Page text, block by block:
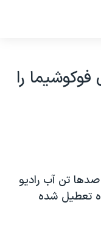
را
صدها تن آب رادیو
تعطیل شده